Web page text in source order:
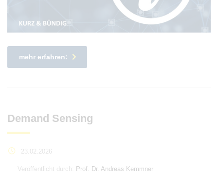
mehr erfahren:
Demand Sensing
23.02.2026
Veröffentlicht durch: Prof. Dr. Andreas Kemmner